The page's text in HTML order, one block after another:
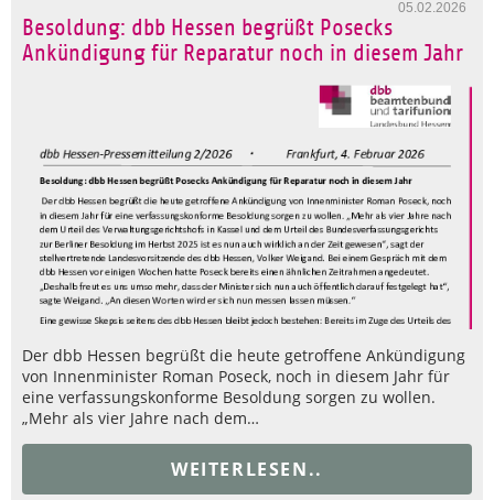
05.02.2026
Besoldung: dbb Hessen begrüßt Posecks
Ankündigung für Reparatur noch in diesem Jahr
Der dbb Hessen begrüßt die heute getroffene Ankündigung
von Innenminister Roman Poseck, noch in diesem Jahr für
eine verfassungskonforme Besoldung sorgen zu wollen.
„Mehr als vier Jahre nach dem…
WEITERLESEN..